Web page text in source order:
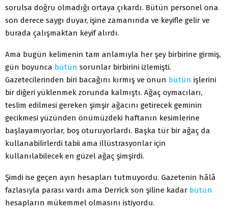
sorulsa doğru olmadığı ortaya çıkardı. Bütün personel ona
son derece saygı duyar, işine zamanında ve keyifle gelir ve
burada çalışmaktan keyif alırdı.
Ama bugün kelimenin tam anlamıyla her şey birbirine girmiş,
gün boyunca bütün sorunlar birbirini izlemişti.
Gazetecilerinden biri bacağını kırmış ve onun bütün işlerini
bir diğeri yüklenmek zorunda kalmıştı. Ağaç oymacıları,
teslim edilmesi gereken şimşir ağacını getirecek geminin
gecikmesi yüzünden önümüzdeki haftanın kesimlerine
başlayamıyorlar, boş oturuyorlardı. Başka tür bir ağaç da
kullanabilirlerdi tabii ama illüstrasyonlar için
kullanılabilecek en güzel ağaç şimşirdi.
Şimdi ise geçen ayın hesapları tutmuyordu. Gazetenin hâlâ
fazlasıyla parası vardı ama Derrick son şiline kadar bütün
hesapların mükemmel olmasını istiyordu.